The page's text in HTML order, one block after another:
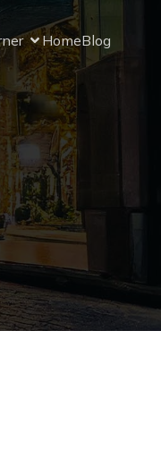
HomeBlog